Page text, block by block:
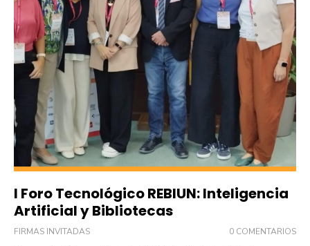
I Foro Tecnológico REBIUN: Inteligencia
Artificial y Bibliotecas
FIRMAS INVITADAS 0 COMENTARIOS